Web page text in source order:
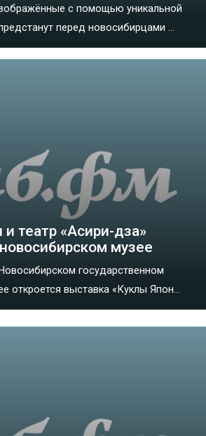
с помощью уникальной
перед новосибирцами ...
театр «Асири-дза»
музее
государственном
откроется выставка «Куклы Япон...